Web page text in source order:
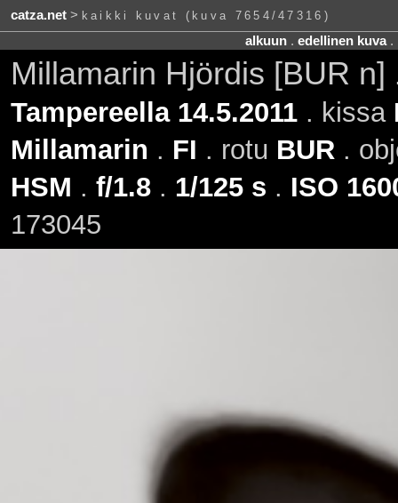
catza.net> kaikki kuvat (kuva 7654/47316)
alkuun. edellinen kuva.
Millamarin Hjördis [BUR n]
Tampereella 14.5.2011. kissa
Millamarin . FI . rotu BUR .
HSM . f/1.8. 1/125 s . ISO
173045